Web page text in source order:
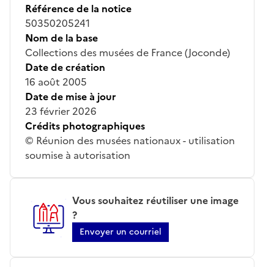
Référence de la notice
50350205241
Nom de la base
Collections des musées de France (Joconde)
Date de création
16 août 2005
Date de mise à jour
23 février 2026
Crédits photographiques
© Réunion des musées nationaux - utilisation
soumise à autorisation
Vous souhaitez réutiliser une image
?
Envoyer un courriel